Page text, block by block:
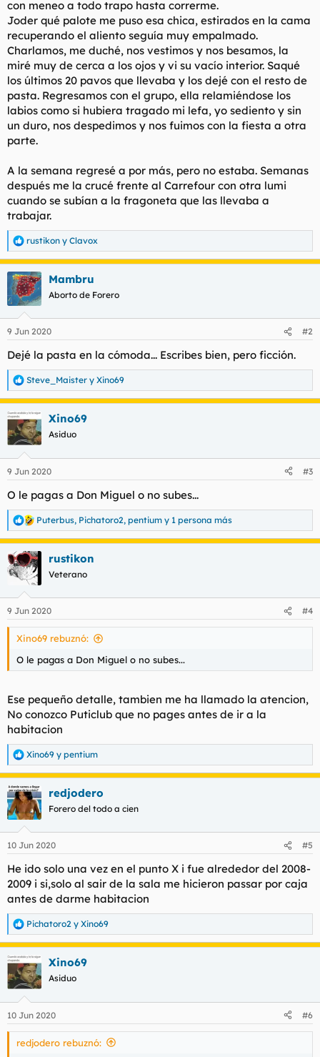
con meneo a todo trapo hasta correrme.
Joder qué palote me puso esa chica, estirados en la cama
recuperando el aliento seguía muy empalmado.
Charlamos, me duché, nos vestimos y nos besamos, la
miré muy de cerca a los ojos y vi su vacío interior. Saqué
los últimos 20 pavos que llevaba y los dejé con el resto de
pasta. Regresamos con el grupo, ella relamiéndose los
labios como si hubiera tragado mi lefa, yo sediento y sin
un duro, nos despedimos y nos fuimos con la fiesta a otra
parte.
A la semana regresé a por más, pero no estaba. Semanas
después me la crucé frente al Carrefour con otra lumi
cuando se subían a la fragoneta que las llevaba a
trabajar.
R
e
a
c
c
e
:
rustikon y Clavox
Mambru
Aborto de Forero
9 Jun 2020 #2
Dejé la pasta en la cómoda... Escribes bien, pero ficción.
R
e
a
c
c
i
e
:
Steve_Maister y Xino69
Xino69
Asiduo
9 Jun 2020 #3
O le pagas a Don Miguel o no subes...
R
e
a
c
c
e
s
Puterbus, Pichatoro2, pentium y 1 persona más
rustikon
Veterano
9 Jun 2020 #4
Xino69 rebuznó:
O le pagas a Don Miguel o no subes...
Ese pequeño detalle, tambien me ha llamado la atencion,
No conozco Puticlub que no pages antes de ir a la
habitacion
R
e
a
c
c
i
e
:
Xino69 y pentium
redjodero
Forero del todo a cien
10 Jun 2020 #5
He ido solo una vez en el punto X i fue alrededor del 2008-
2009 i si,solo al sair de la sala me hicieron passar por caja
antes de darme habitacion
R
e
a
c
c
i
e
s
Pichatoro2 y Xino69
Xino69
Asiduo
10 Jun 2020 #6
redjodero rebuznó: